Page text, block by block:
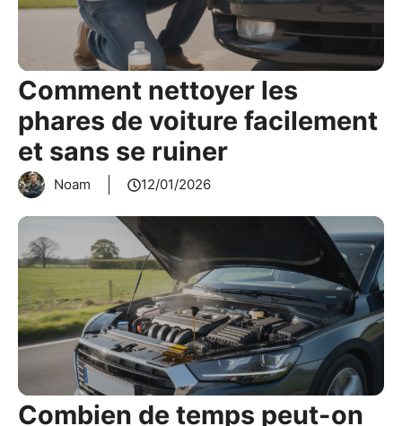
Comment nettoyer les
phares de voiture facilement
et sans se ruiner
Noam 12/01/2026
Combien de temps peut-on